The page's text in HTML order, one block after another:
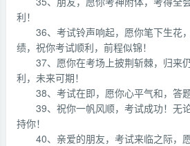
利！
36、考试铃声响起，愿你笔下生花
绩，祝你考试顺利，前程似锦！
37、愿你在考场上披荆斩棘，归来
利，未来可期！
38、考试在即，愿你心平气和，答
39、祝你一帆风顺，考试成功！无
持你！
40、亲爱的朋友，考试来临之际，